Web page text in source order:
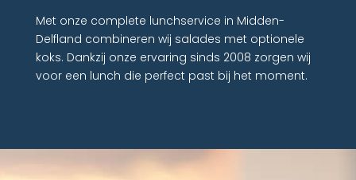
Met onze complete lunchservice in Midden-
Delfland combineren wij salades met optionele
koks. Dankzij onze ervaring sinds 2008 zorgen wij
voor een lunch die perfect past bij het moment.